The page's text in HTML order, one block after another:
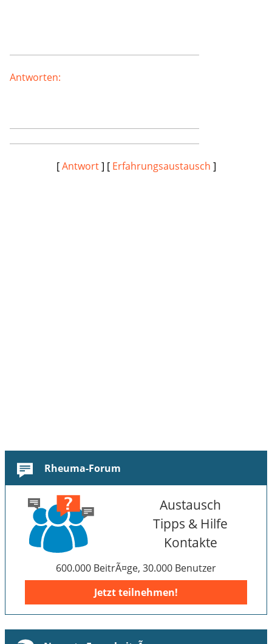
Antworten:
[Antwort] [ Erfahrungsaustausch ]
Rheuma-Forum
Austausch
Tipps & Hilfe
Kontakte
600.000 BeitrÃ¤ge, 30.000 Benutzer
Jetzt teilnehmen!